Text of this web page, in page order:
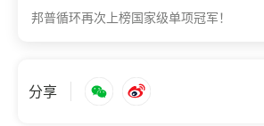
邦普循环再次上榜国家级单项冠军！
分享